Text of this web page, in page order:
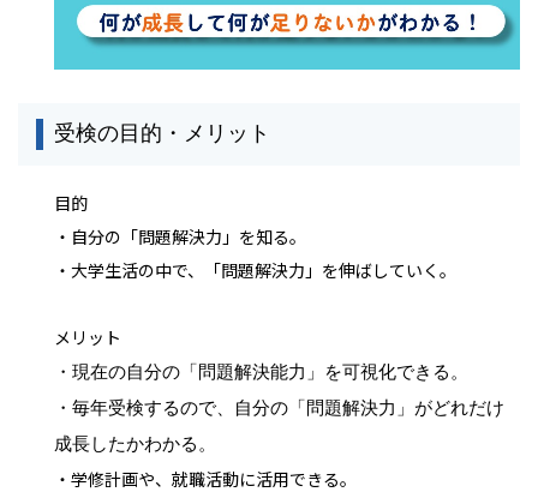
受検の目的・メリット
目的
・自分の「問題解決力」を知る。
・大学生活の中で、「問題解決力」を伸ばしていく。
メリット
・現在の自分の「問題解決能力」を可視化できる。
・毎年受検するので、自分の「問題解決力」がどれだけ
成長したかわかる。
・学修計画や、就職活動に活用できる。